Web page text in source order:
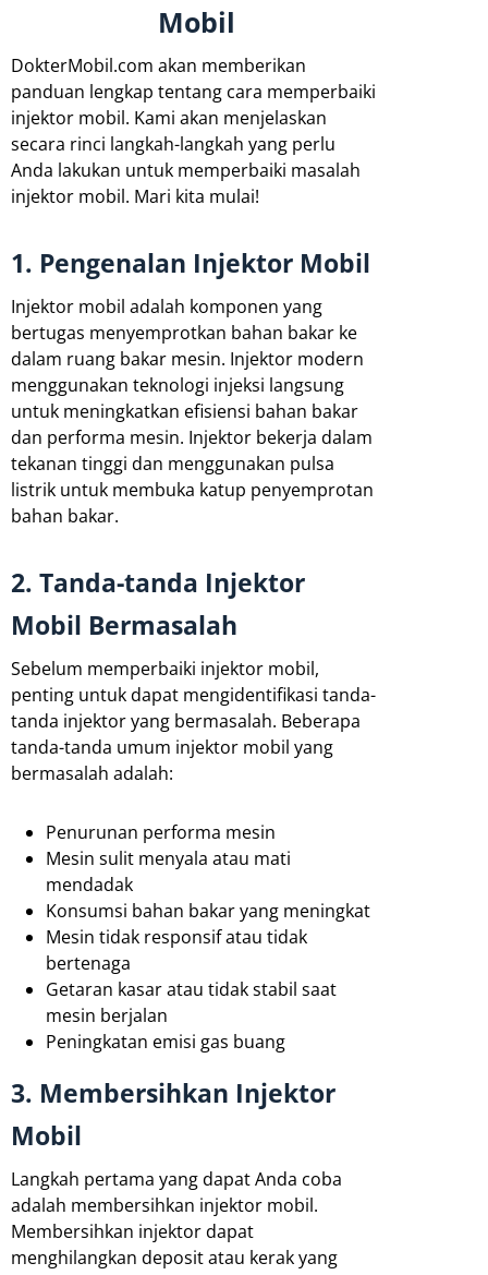
Mobil
DokterMobil.com akan memberikan
panduan lengkap tentang cara memperbaiki
injektor mobil. Kami akan menjelaskan
secara rinci langkah-langkah yang perlu
Anda lakukan untuk memperbaiki masalah
injektor mobil. Mari kita mulai!
1. Pengenalan Injektor Mobil
Injektor mobil adalah komponen yang
bertugas menyemprotkan bahan bakar ke
dalam ruang bakar mesin. Injektor modern
menggunakan teknologi injeksi langsung
untuk meningkatkan efisiensi bahan bakar
dan performa mesin. Injektor bekerja dalam
tekanan tinggi dan menggunakan pulsa
listrik untuk membuka katup penyemprotan
bahan bakar.
2. Tanda-tanda Injektor
Mobil Bermasalah
Sebelum memperbaiki injektor mobil,
penting untuk dapat mengidentifikasi tanda-
tanda injektor yang bermasalah. Beberapa
tanda-tanda umum injektor mobil yang
bermasalah adalah:
Penurunan performa mesin
Mesin sulit menyala atau mati
mendadak
Konsumsi bahan bakar yang meningkat
Mesin tidak responsif atau tidak
bertenaga
Getaran kasar atau tidak stabil saat
mesin berjalan
Peningkatan emisi gas buang
3. Membersihkan Injektor
Mobil
Langkah pertama yang dapat Anda coba
adalah membersihkan injektor mobil.
Membersihkan injektor dapat
menghilangkan deposit atau kerak yang